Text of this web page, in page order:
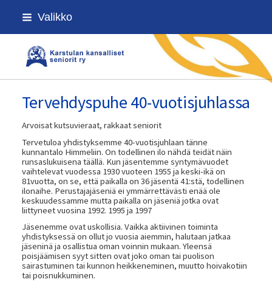
Siirry
sivun
Valikko
Karstulan kansalliset seniorit ry
Tervehdyspuhe 40-vuotisjuhlassa
Arvoisat kutsuvieraat, rakkaat seniorit
Tervetuloa yhdistyksemme 40-vuotisjuhlaan tänne
kunnantalo Himmeliin. On todellinen ilo nähdä teidät näin
runsaslukuisena täällä. Kun jäsentemme syntymävuodet
vaihtelevat vuodessa 1930 vuoteen 1955 ja keski-ikä on
81vuotta, on se, että paikalla on 36 jäsentä 41:stä, todellinen
ilonaihe. Perustajajäseniä ei ymmärrettävästi enää ole
keskuudessamme mutta paikalla on jäseniä jotka ovat
liittyneet vuosina 1992. 1995 ja 1997
Jäsenemme ovat uskollisia. Vaikka aktiivinen toiminta
yhdistyksessä on ollut jo vuosia aiemmin, halutaan jatkaa
jäseninä ja osallistua oman voinnin mukaan. Yleensä
poisjäämisen syyt sitten ovat joko oman tai puolison
sairastuminen tai kunnon heikkeneminen, muutto hoivakotiin
tai poisnukkuminen.